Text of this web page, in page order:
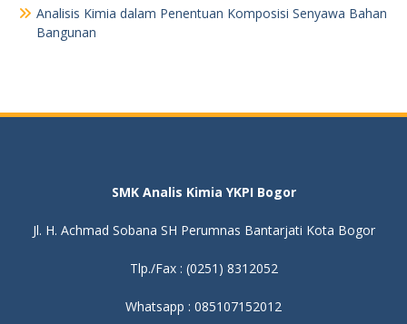
Analisis Kimia dalam Penentuan Komposisi Senyawa Bahan
Bangunan
SMK Analis Kimia YKPI Bogor
Jl. H. Achmad Sobana SH Perumnas Bantarjati Kota Bogor
Tlp./Fax : (0251) 8312052
Whatsapp : 085107152012